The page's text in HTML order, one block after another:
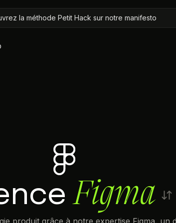
la méthode Petit Hack sur notre manifesto
Figma
produit grâce à notre expertise Figma, un